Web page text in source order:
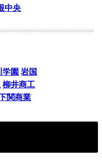
中央
学園 岩国
柳井商工
関商業